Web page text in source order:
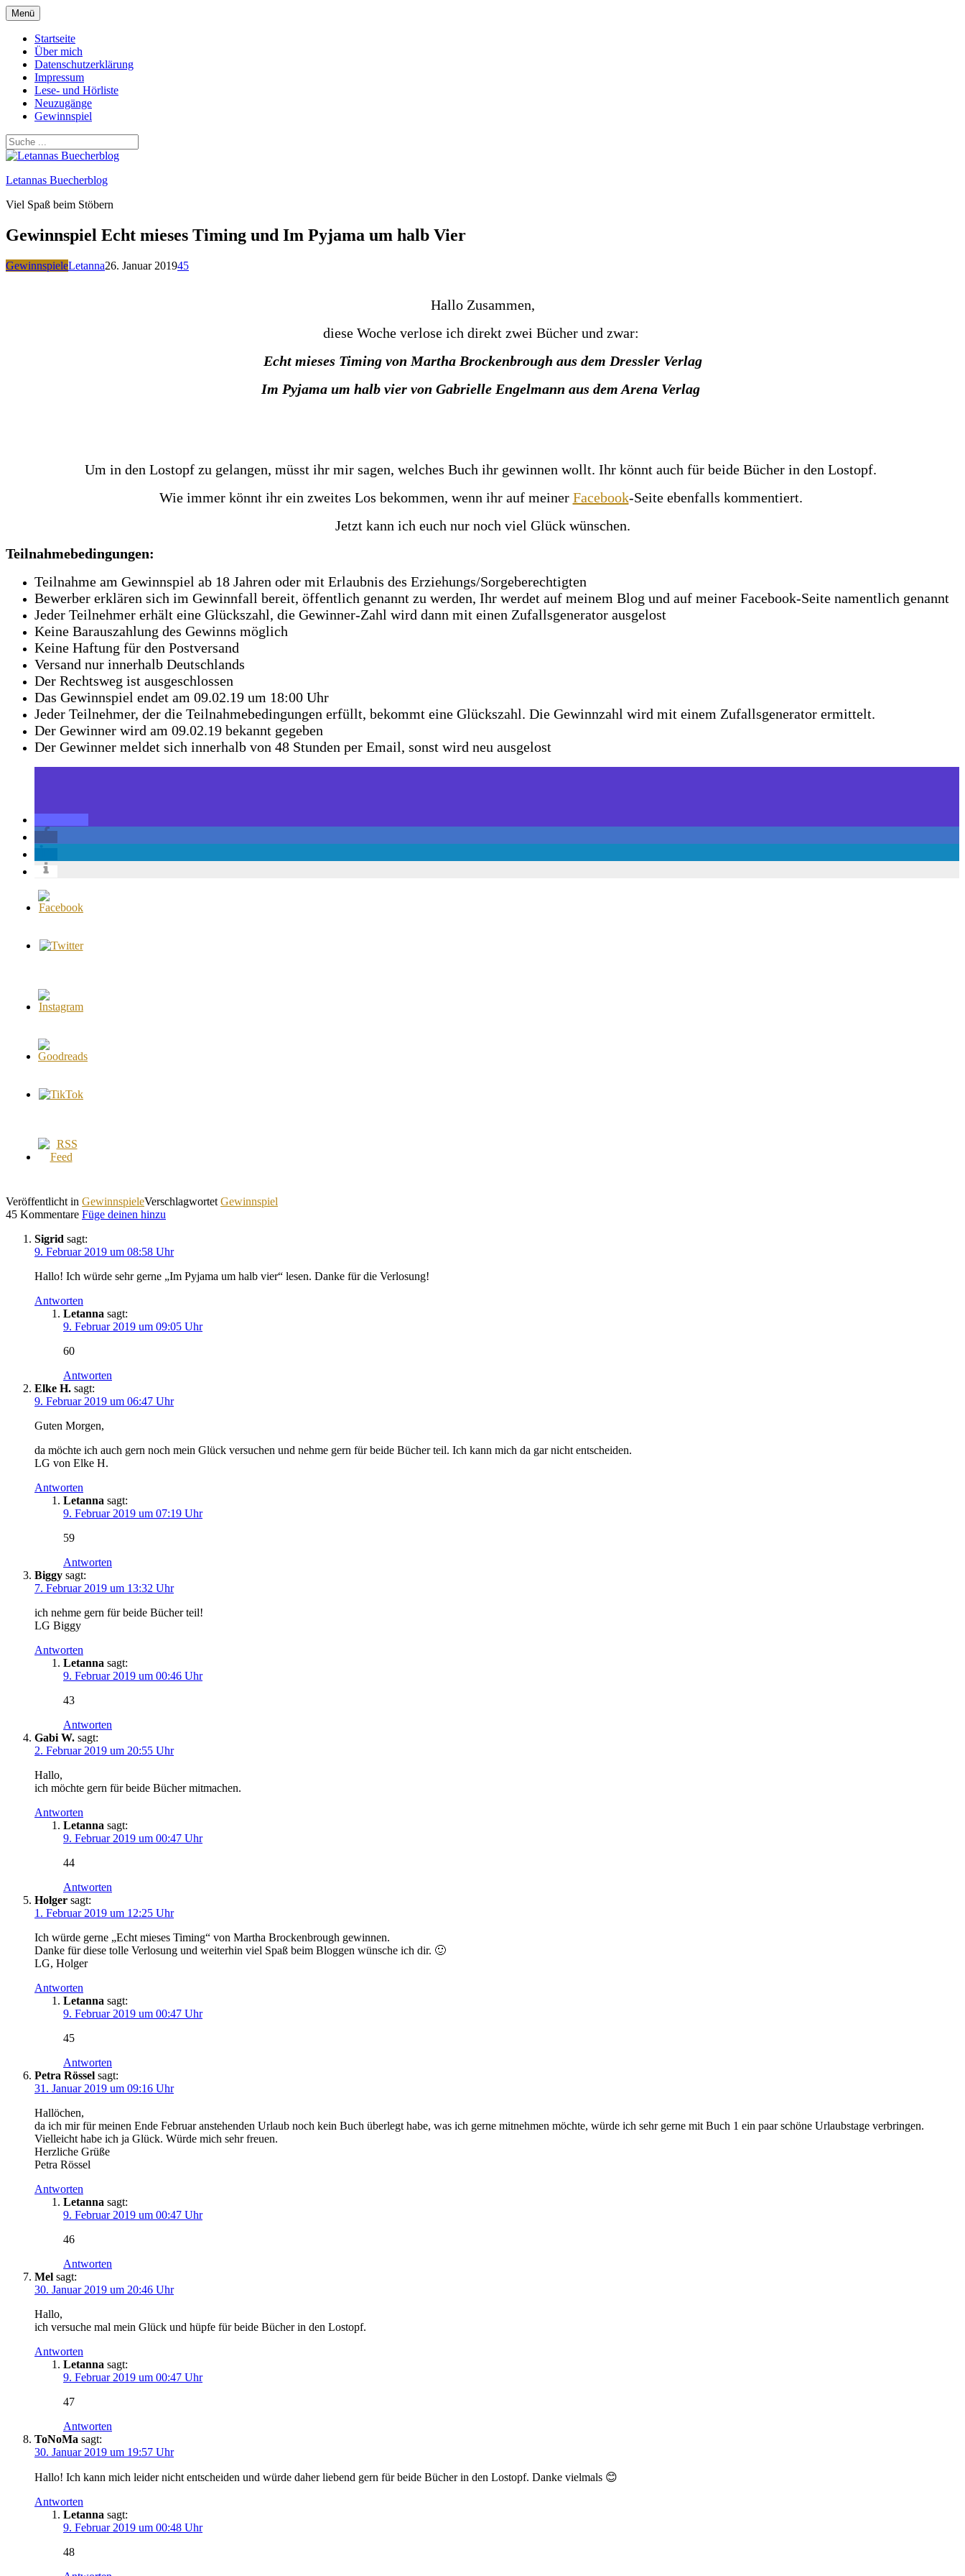
Zum
Inhalt
springen
Menü
Startseite
Über mich
Datenschutzerklärung
Impressum
Lese- und Hörliste
Neuzugänge
Gewinnspiel
Letannas Buecherblog
Viel Spaß beim Stöbern
Gewinnspiel Echt mieses Timing und Im Pyjama um halb Vier
GewinnspieleLetanna26. Januar 201945
Hallo Zusammen,
diese Woche verlose ich direkt zwei Bücher und zwar:
Echt mieses Timing von Martha Brockenbrough aus dem Dressler Verlag
Im Pyjama um halb vier von Gabrielle Engelmann aus dem Arena Verlag
Um in den Lostopf zu gelangen, müsst ihr mir sagen, welches Buch ihr gewinnen wollt. Ihr könnt auch für beide Bücher in den Lostopf.
Wie immer könnt ihr ein zweites Los bekommen, wenn ihr auf meiner Facebook-Seite ebenfalls kommentiert.
Jetzt kann ich euch nur noch viel Glück wünschen.
Teilnahmebedingungen:
Teilnahme am Gewinnspiel ab 18 Jahren oder mit Erlaubnis des Erziehungs/Sorgeberechtigten
Bewerber erklären sich im Gewinnfall bereit, öffentlich genannt zu werden, Ihr werdet auf meinem Blog und auf meiner Facebook-Seite namentlich genannt
Jeder Teilnehmer erhält eine Glückszahl, die Gewinner-Zahl wird dann mit einen Zufallsgenerator ausgelost
Keine Barauszahlung des Gewinns möglich
Keine Haftung für den Postversand
Versand nur innerhalb Deutschlands
Der Rechtsweg ist ausgeschlossen
Das Gewinnspiel endet am 09.02.19 um 18:00 Uhr
Jeder Teilnehmer, der die Teilnahmebedingungen erfüllt, bekommt eine Glückszahl. Die Gewinnzahl wird mit einem Zufallsgenerator ermittelt.
Der Gewinner wird am 09.02.19 bekannt gegeben
Der Gewinner meldet sich innerhalb von 48 Stunden per Email, sonst wird neu ausgelost
Veröffentlicht in GewinnspieleVerschlagwortet Gewinnspiel
45 Kommentare Füge deinen hinzu
Sigrid sagt:
9. Februar 2019 um 08:58 Uhr
Hallo! Ich würde sehr gerne „Im Pyjama um halb vier“ lesen. Danke für die Verlosung!
Antworten
Letanna sagt:
9. Februar 2019 um 09:05 Uhr
60
Antworten
Elke H. sagt:
9. Februar 2019 um 06:47 Uhr
Guten Morgen,
da möchte ich auch gern noch mein Glück versuchen und nehme gern für beide Bücher teil. Ich kann mich da gar nicht entscheiden.
LG von Elke H.
Antworten
Letanna sagt:
9. Februar 2019 um 07:19 Uhr
59
Antworten
Biggy sagt:
7. Februar 2019 um 13:32 Uhr
ich nehme gern für beide Bücher teil!
LG Biggy
Antworten
Letanna sagt:
9. Februar 2019 um 00:46 Uhr
43
Antworten
Gabi W. sagt:
2. Februar 2019 um 20:55 Uhr
Hallo,
ich möchte gern für beide Bücher mitmachen.
Antworten
Letanna sagt:
9. Februar 2019 um 00:47 Uhr
44
Antworten
Holger sagt:
1. Februar 2019 um 12:25 Uhr
Ich würde gerne „Echt mieses Timing“ von Martha Brockenbrough gewinnen.
Danke für diese tolle Verlosung und weiterhin viel Spaß beim Bloggen wünsche ich dir. 🙂
LG, Holger
Antworten
Letanna sagt:
9. Februar 2019 um 00:47 Uhr
45
Antworten
Petra Rössel sagt:
31. Januar 2019 um 09:16 Uhr
Hallöchen,
da ich mir für meinen Ende Februar anstehenden Urlaub noch kein Buch überlegt habe, was ich gerne mitnehmen möchte, würde ich sehr gerne mit Buch 1 ein paar schöne Urlaubstage verbringen.
Vielleicht habe ich ja Glück. Würde mich sehr freuen.
Herzliche Grüße
Petra Rössel
Antworten
Letanna sagt:
9. Februar 2019 um 00:47 Uhr
46
Antworten
Mel sagt:
30. Januar 2019 um 20:46 Uhr
Hallo,
ich versuche mal mein Glück und hüpfe für beide Bücher in den Lostopf.
Antworten
Letanna sagt:
9. Februar 2019 um 00:47 Uhr
47
Antworten
ToNoMa sagt:
30. Januar 2019 um 19:57 Uhr
Hallo! Ich kann mich leider nicht entscheiden und würde daher liebend gern für beide Bücher in den Lostopf. Danke vielmals 😊
Antworten
Letanna sagt:
9. Februar 2019 um 00:48 Uhr
48